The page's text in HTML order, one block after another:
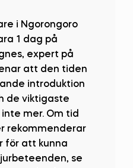
i Ngorongoro
1 dag på
expert på
att den tiden
introduktion
de viktigaste
mer. Om tid
rekommenderar
för att kunna
se